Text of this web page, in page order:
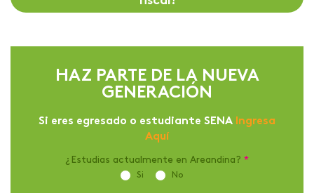
HAZ PARTE DE LA NUEVA
GENERACIÓN
Si eres egresado o estudiante SENA Ingresa
Aquí
¿Estudias actualmente en Areandina? *
Si No